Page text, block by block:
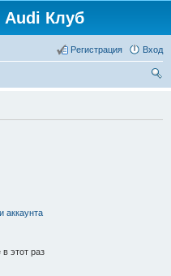
Audi Клуб
Вход
Регистрация
аккаунта
этот раз